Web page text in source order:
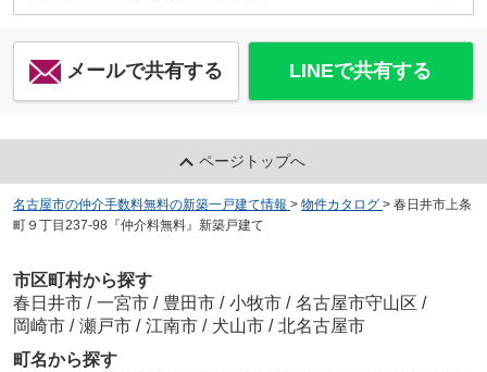
メールで共有する LINEで共有する
ページトップへ
名古屋市の仲介手数料無料の新築一戸建て情報 > 物件カタログ > 春日井市上条
町９丁目237-98『仲介料無料』新築戸建て
市区町村から探す
春日井市 / 一宮市 / 豊田市 / 小牧市 / 名古屋市守山区 /
岡崎市 / 瀬戸市 / 江南市 / 犬山市 / 北名古屋市
町名から探す